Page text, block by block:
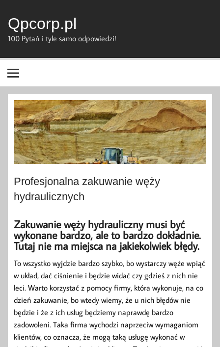
content
Qpcorp.pl
100 Pytań i tyle samo odpowiedzi!
Profesjonalna zakuwanie węży
hydraulicznych
Zakuwanie węży hydrauliczny musi być
wykonane bardzo, ale to bardzo dokładnie.
Tutaj nie ma miejsca na jakiekolwiek błędy.
To wszystko wyjdzie bardzo szybko, bo wystarczy węże wpiąć
w układ, dać ciśnienie i będzie widać czy gdzieś z nich nie
leci. Warto korzystać z pomocy firmy, która wykonuje, na co
dzień zakuwanie, bo wtedy wiemy, że u nich błędów nie
będzie i że z ich usług będziemy naprawdę bardzo
zadowoleni. Taka firma wychodzi naprzeciw wymaganiom
klientów, co oznacza, że mogą taką usługę wykonać w